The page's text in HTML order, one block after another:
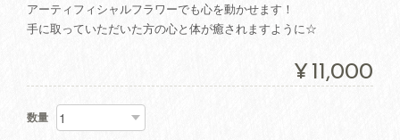
アーティフィシャルフラワーでも心を動かせます！
手に取っていただいた方の心と体が癒されますように☆
¥11,000
数量